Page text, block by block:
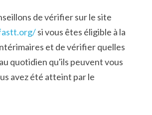
si vous êtes éligible à la
et de vérifier quelles
quotidien qu'ils peuvent vous
avez été atteint par le